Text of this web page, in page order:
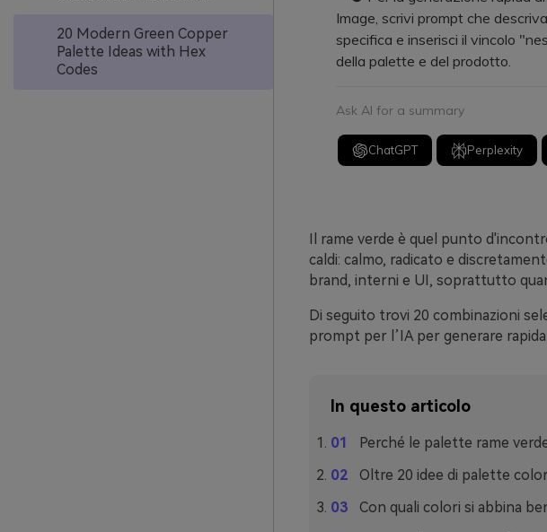
20 Modern Green Copper
Palette Ideas with Hex
Codes
Image, scrivi prompt che
specifica e inserisci il vincolo
della palette e del prodotto.
Ask AI for a summary
ChatGPT Perplexity
Il rame verde è quel punto
caldi: calmo, radicato e
brand, interni e UI, soprattutto
Di seguito trovi 20 combinazioni
prompt per l’IA per generare
In questo articolo
Perché le palette rame
Oltre 20 idee di palette
Con quali colori si abbina